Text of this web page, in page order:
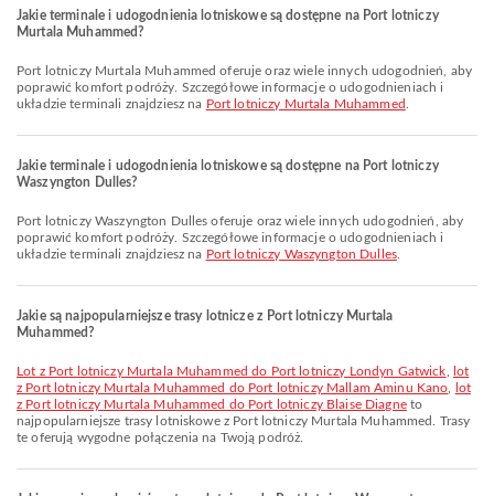
Jakie terminale i udogodnienia lotniskowe są dostępne na Port lotniczy
Murtala Muhammed?
Port lotniczy Murtala Muhammed oferuje oraz wiele innych udogodnień, aby
poprawić komfort podróży. Szczegółowe informacje o udogodnieniach i
układzie terminali znajdziesz na Port lotniczy Murtala Muhammed
Jakie terminale i udogodnienia lotniskowe są dostępne na Port lotniczy
Waszyngton Dulles?
Port lotniczy Waszyngton Dulles oferuje oraz wiele innych udogodnień, aby
poprawić komfort podróży. Szczegółowe informacje o udogodnieniach i
układzie terminali znajdziesz na Port lotniczy Waszyngton Dulles.
Jakie są najpopularniejsze trasy lotnicze z Port lotniczy Murtala
Muhammed?
lot z Port lotniczy Murtala Muhammed do Port lotniczy Londyn Gatwick
lot
z Port lotniczy Murtala Muhammed do Port lotniczy Mallam Aminu Kano
lot
z Port lotniczy Murtala Muhammed do Port lotniczy Blaise Diagneto
najpopularniejsze trasy lotniskowe z Port lotniczy Murtala Muhammed. Trasy
te oferują wygodne połączenia na Twoją podróż.